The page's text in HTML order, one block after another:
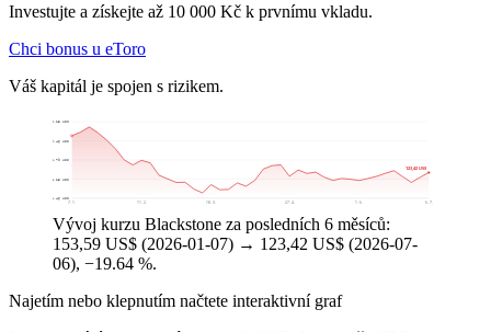
Investujte a získejte až 10 000 Kč k prvnímu vkladu.
Chci bonus u eToro
Váš kapitál je spojen s rizikem.
102,46 US$
118,13 US$
133,79 US$
149,46 US$
165,13 US$
7. 1. 11. 2. 18. 3. 27. 4. 1. 6. 6. 7.
123,42 US$
Vývoj kurzu Blackstone za posledních 6 měsíců:
153,59 US$ (2026-01-07) → 123,42 US$ (2026-07-
06), −19.64 %.
Najetím nebo klepnutím načtete interaktivní graf